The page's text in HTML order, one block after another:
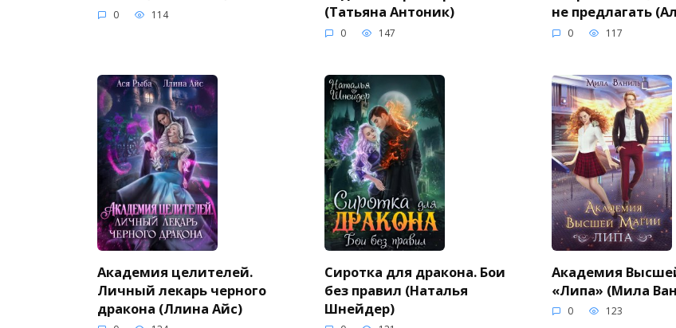
0 114
(Татьяна Антоник)
0 147
не предлагать
0 117
Академия целителей.
Личный лекарь черного
дракона (Ллина Айс)
Сиротка для дракона. Бои
без правил (Наталья
Шнейдер)
Академия
«Липа» (Мила
0 123